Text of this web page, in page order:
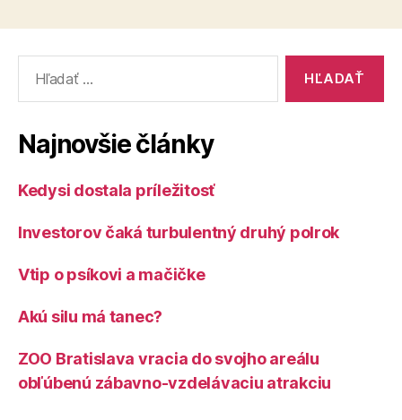
Najnovšie články
Kedysi dostala príležitosť
Investorov čaká turbulentný druhý polrok
Vtip o psíkovi a mačičke
Akú silu má tanec?
ZOO Bratislava vracia do svojho areálu
obľúbenú zábavno-vzdelávaciu atrakciu